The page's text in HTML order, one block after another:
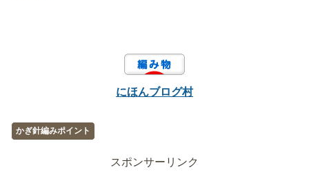
にほんブログ村
かぎ針編みポイント
スポンサーリンク